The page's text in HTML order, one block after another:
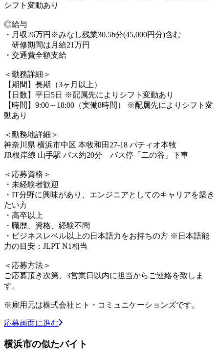
シフト変動あり
◎給与
・月収26万円※みなし残業30.5h分(45,000円分)含む
研修期間は月給21万円
・交通費全額支給
＜勤務詳細＞
【期間】長期（3ヶ月以上）
【日数】平日5日 ※配属先によりシフト変動あり
【時間】9:00～18:00（実働8時間） ※配属先によりシフト変
動あり
＜勤務地詳細＞
神奈川県 横浜市中区 本牧和田27-18 パティオ本牧
JR根岸線 山手駅 バス約20分 バス停「二の谷」下車
＜応募資格＞
・未経験者歓迎
・IT分野に興味があり、エンジニアとしてのキャリアを築き
たい方
・高卒以上
・職歴、資格、経験不問
・ビジネスレベル以上の日本語力をお持ちの方 ※日本語能
力の目安：JLPT N1相当
＜応募方法＞
ご応募頂き次第、3営業日以内に担当からご連絡を致しま
す。
※雇用元は株式会社ヒト・コミュニケーションズです。
応募画面に進む
横浜市の似たバイト